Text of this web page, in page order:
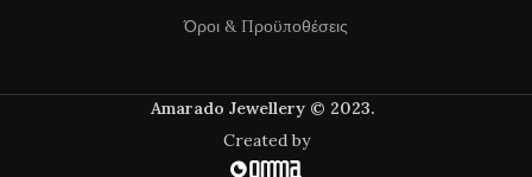
Όροι & Προϋποθέσεις
Amarado Jewellery © 2023.
Created by